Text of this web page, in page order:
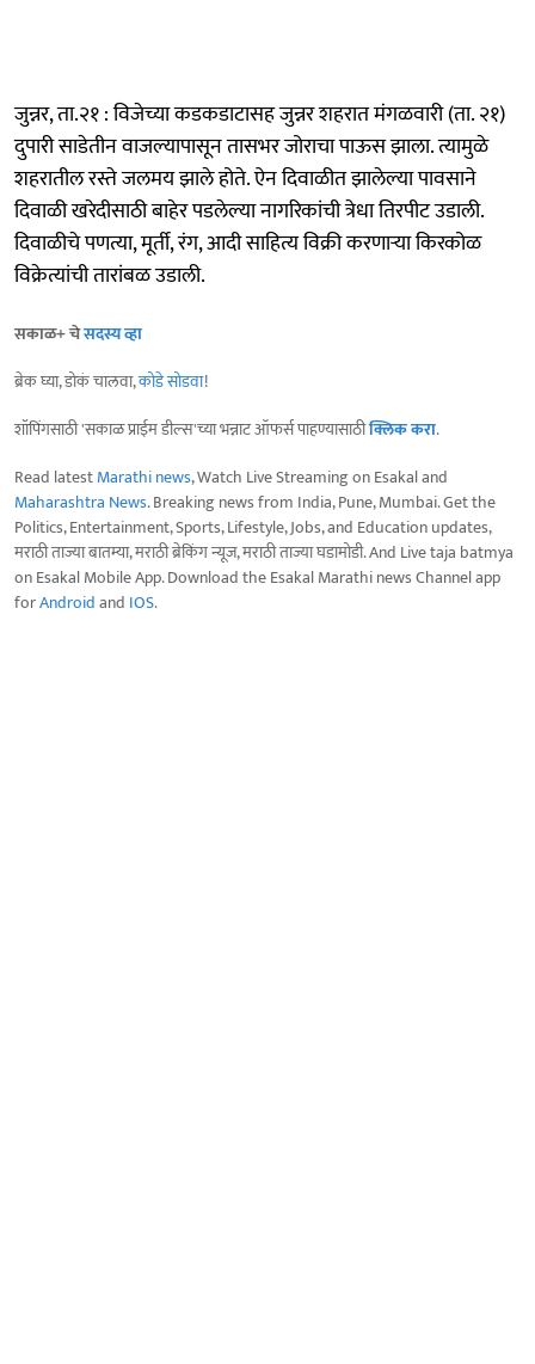
जुन्नर, ता.२१ : विजेच्या कडकडाटासह जुन्नर शहरात मंगळवारी (ता. २१)
दुपारी साडेतीन वाजल्यापासून तासभर जोराचा पाऊस झाला. त्यामुळे
शहरातील रस्ते जलमय झाले होते. ऐन दिवाळीत झालेल्या पावसाने
दिवाळी खरेदीसाठी बाहेर पडलेल्या नागरिकांची त्रेधा तिरपीट उडाली.
दिवाळीचे पणत्या, मूर्ती, रंग, आदी साहित्य विक्री करणाऱ्या किरकोळ
विक्रेत्यांची तारांबळ उडाली.
सकाळ+ चेसदस्य व्हा
ब्रेक घ्या, डोकं चालवा,कोडे सोडवा!
शॉपिंगसाठी 'सकाळ प्राईम डील्स'च्या भन्नाट ऑफर्स पाहण्यासाठीक्लिक करा.
Read latestMarathi news, Watch Live Streaming on Esakal and
Maharashtra News. Breaking news from India, Pune, Mumbai. Get the
Politics, Entertainment, Sports, Lifestyle, Jobs, and Education updates,
मराठी ताज्या बातम्या, मराठी ब्रेकिंग न्यूज, मराठी ताज्या घडामोडी. And Live taja batmya
on Esakal Mobile App. Download the Esakal Marathi news Channel app
forAndroidand IOS.